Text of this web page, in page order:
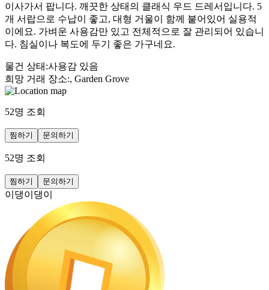
이사가서 팝니다. 깨끗한 상태의 클래식 우드 드레서입니다. 5
개 서랍으로 수납이 좋고, 대형 거울이 함께 붙어있어 실용적
이에요. 가벼운 사용감만 있고 전체적으로 잘 관리되어 있습니
다. 침실이나 복도에 두기 좋은 가구네요.
물건 상태 :사용감 있음
희망 거래 장소:, Garden Grove
52명 조회
찜하기 문의하기
52명 조회
찜하기 문의하기
이댕이댕이